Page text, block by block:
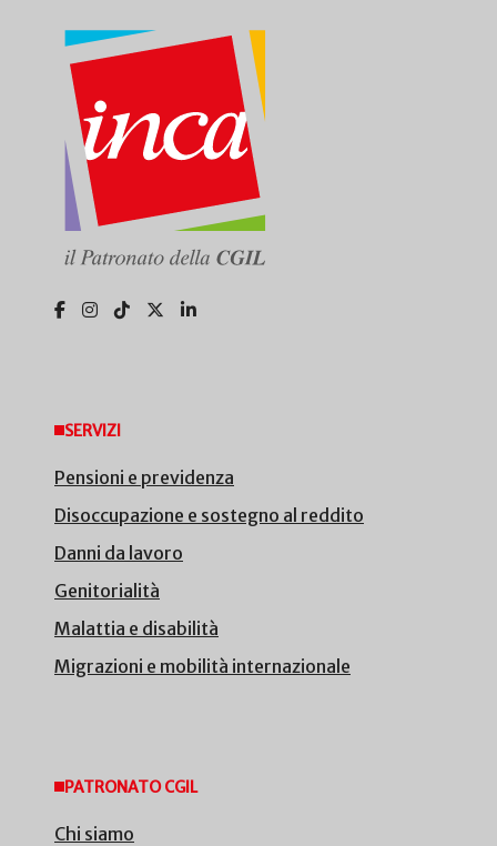
SERVIZI
Pensioni e previdenza
Disoccupazione e sostegno al reddito
Danni da lavoro
Genitorialità
Malattia e disabilità
Migrazioni e mobilità internazionale
PATRONATO CGIL
Chi siamo